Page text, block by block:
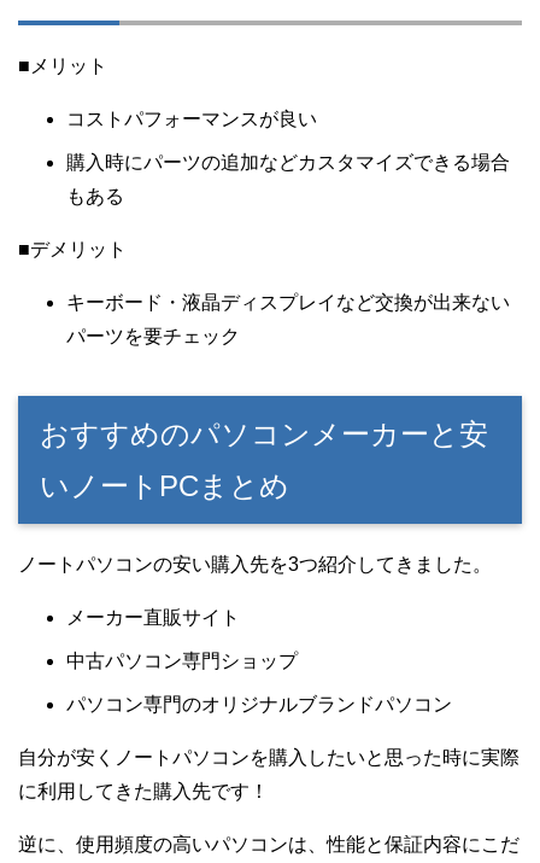
■メリット
コストパフォーマンスが良い
購入時にパーツの追加などカスタマイズできる場合
もある
■デメリット
キーボード・液晶ディスプレイなど交換が出来ない
パーツを要チェック
おすすめのパソコンメーカーと安
いノートPCまとめ
ノートパソコンの安い購入先を3つ紹介してきました。
メーカー直販サイト
中古パソコン専門ショップ
パソコン専門のオリジナルブランドパソコン
自分が安くノートパソコンを購入したいと思った時に実際
に利用してきた購入先です！
逆に、使用頻度の高いパソコンは、性能と保証内容にこだ